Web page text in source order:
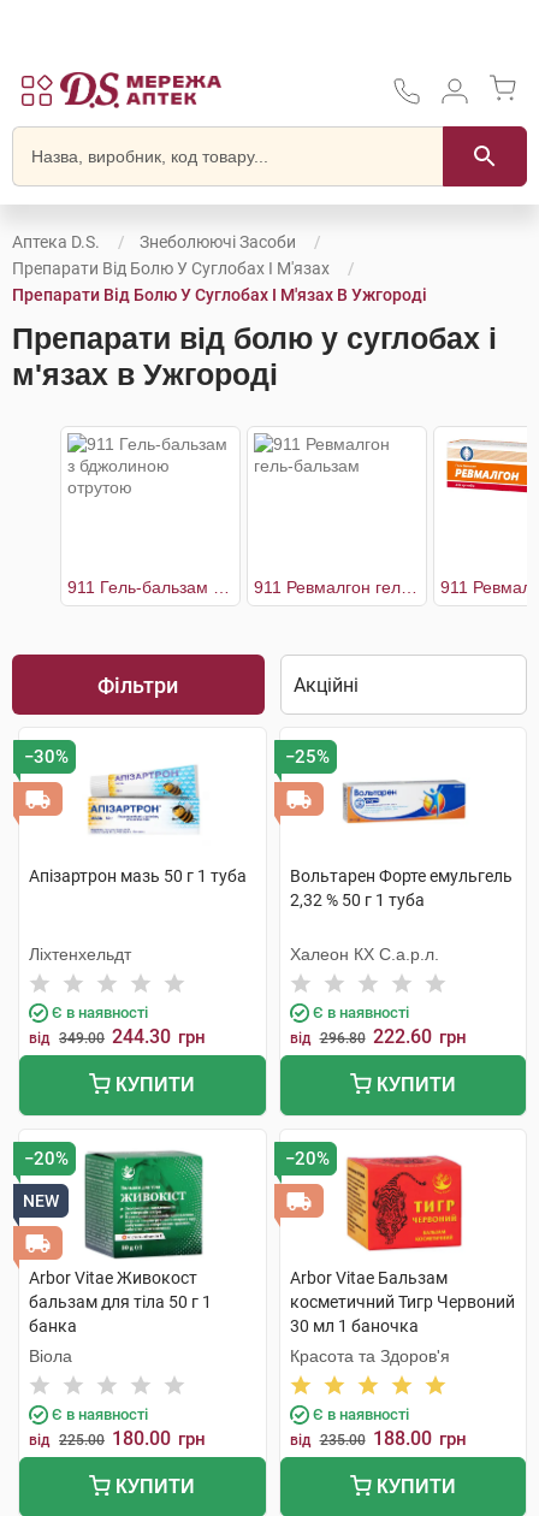
Аптека D.S.
Знеболюючі Засоби
Препарати Від Болю У Суглобах І М'язах
Препарати Від Болю У Суглобах І М'язах В Ужгороді
Препарати від болю у суглобах і
м'язах в Ужгороді
Фільтри
−30%
Апізартрон мазь 50 г 1 туба
Ліхтенхельдт
Є в наявності
від 349.00 244.30 грн
КУПИТИ
−25%
Вольтарен Форте емульгель
2,32 % 50 г 1 туба
Халеон КХ С.а.р.л.
Є в наявності
від 296.80 222.60 грн
КУПИТИ
−20%
NEW
Arbor Vitae Живокост
бальзам для тіла 50 г 1
банка
Віола
Є в наявності
від 225.00 180.00 грн
КУПИТИ
−20%
Arbor Vitae Бальзам
косметичний Тигр Червоний
30 мл 1 баночка
Красота та Здоров'я
Є в наявності
від 235.00 188.00 грн
КУПИТИ